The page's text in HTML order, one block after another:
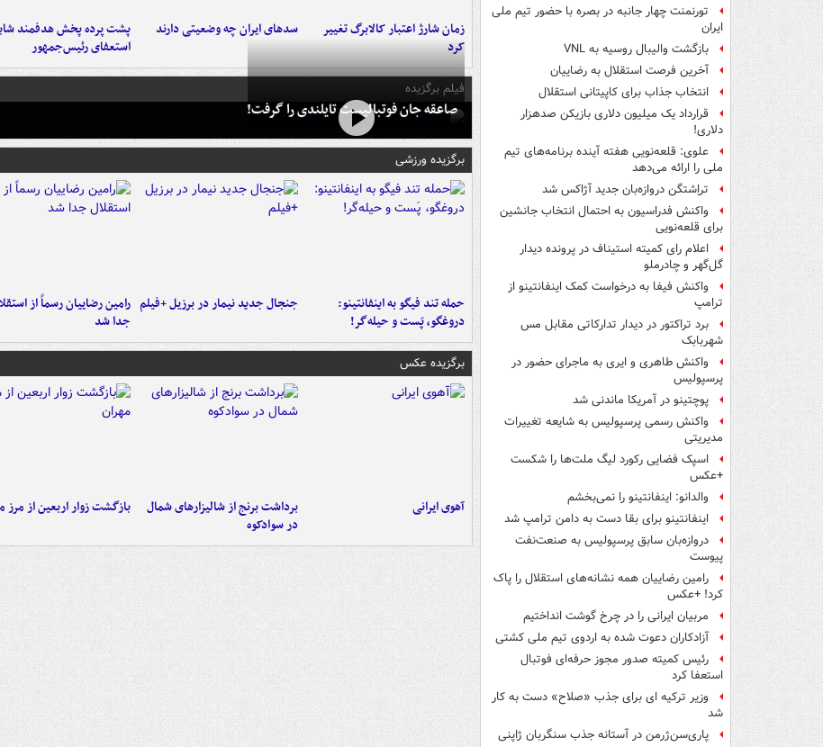
تورنمنت چهار جانبه در بصره با حضور تیم ملی
ایران
بازگشت والیبال روسیه به VNL
آخرین فرصت استقلال به رضاییان
انتخاب جذاب برای کاپیتانی استقلال
قرارداد یک میلیون دلاری بازیکن صدهزار
دلاری!
علوی: قلعه‌نویی هفته آینده برنامه‌های تیم
ملی را ارائه می‌دهد
تراِشتگن دروازه‌بان جدید آژاکس شد
واکنش فدراسیون به احتمال انتخاب جانشین
برای قلعه‌نویی
اعلام رای کمیته استیناف در پرونده دیدار
گل‌گهر و چادرملو
واکنش فیفا به درخواست کمک اینفانتینو از
ترامپ
برد تراکتور در دیدار تدارکاتی مقابل مس
شهربابک
واکنش طاهری و ایری به ماجرای حضور در
پرسپولیس
پوچتینو در آمریکا ماندنی شد
واکنش رسمی پرسپولیس به شایعه تغییرات
مدیریتی
اسپک فضایی رکورد لیگ ملت‌ها را شکست
+عکس
والدانو: اینفانتینو را نمی‌بخشم
اینفانتینو برای بقا دست به دامن ترامپ شد
دروازه‌بان سابق پرسپولیس به صنعت‌نفت
پیوست
رامین رضاییان همه نشانه‌های استقلال را پاک
کرد! +عکس
مربیان ایرانی را در چرخ گوشت انداختیم
آزادکاران دعوت شده به اردوی تیم ملی کشتی
رئیس کمیته صدور مجوز حرفه‌ای فوتبال
استعفا کرد
وزیر ترکیه ای برای جذب «صلاح» دست به کار
شد
پاری‌سن‌ژرمن در آستانه جذب سنگربان ژاپنی
زمان شارژ اعتبار کالابرگ تغییر
کرد
سدهای ایران چه وضعیتی دارند
پشت پرده پخش هدفمند
استعفای رئیس‌جمهور
فیلم برگزیده
صاعقه جان فوتبالیست تایلندی را گرفت!
برگزیده ورزشی
حمله تند فیگو به اینفانتینو:
دروغگو، پَست‌ و حیله‌گر!
جنجال جدید نیمار در برزیل +فیلم رامین رضاییان رسماً از
جدا شد
برگزیده عکس
آهوی ایرانی
برداشت برنج از شالیزارهای شمال
در سوادکوه
بازگشت زوار اربعین از مرز